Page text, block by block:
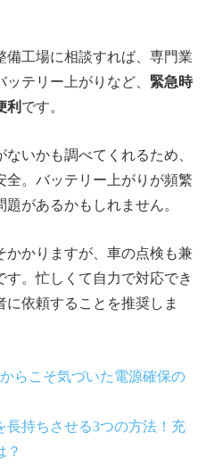
備工場に相談すれば、専門業
テリー上がりなど、 緊急時
利 です。
いかも調べてくれるため、
全。バッテリー上がりが頻繁
があるかもしれません。
かかりますが、車の点検も兼
。忙しくて自力で対応でき
依頼することを推奨しま
らこそ気づいた電源確保の
長持ちさせる3つの方法！充
？